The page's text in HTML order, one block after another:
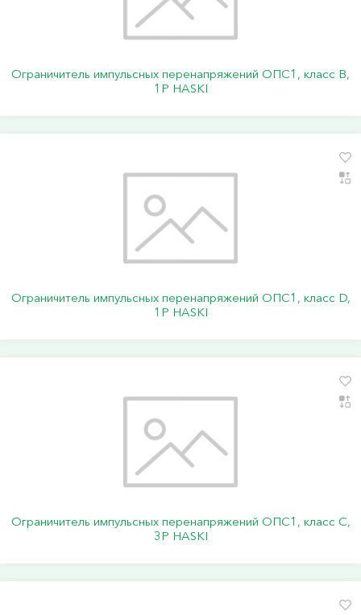
Ограничитель импульсных перенапряжений ОПС1, класс В,
1P HASKI
Ограничитель импульсных перенапряжений ОПС1, класс D,
1P HASKI
Ограничитель импульсных перенапряжений ОПС1, класс C,
3P HASKI